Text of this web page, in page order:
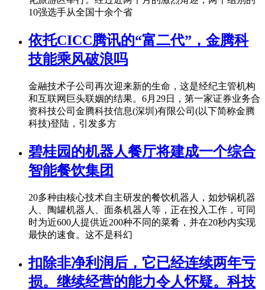
10强选手从全国十余个省
依托CICC腾讯的“富二代”，金腾科
技能乘风破浪吗
金融技术子公司再次迎来新的生命，这是经纪主管机构
和互联网巨头联姻的结果。6月29日，第一家证券业务合
资科技公司金腾科技信息(深圳)有限公司(以下简称金腾
科技)登陆，引发多方
碧桂园的机器人餐厅将建成一个综合
智能餐饮集团
20多种由核心技术自主研发的餐饮机器人，如炒锅机器
人、陶罐机器人、面条机器人等，正在投入工作，可同
时为近600人提供近200种不同的菜肴，并在20秒内实现
最快的速食。这不是科幻
扣除非净利润后，它已经连续两年亏
损。继续经营的能力令人怀疑。科技